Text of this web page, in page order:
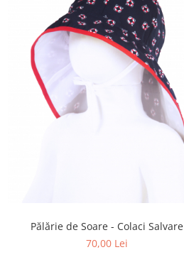
Pălărie de Soare - Colaci Salvare
70,00 Lei